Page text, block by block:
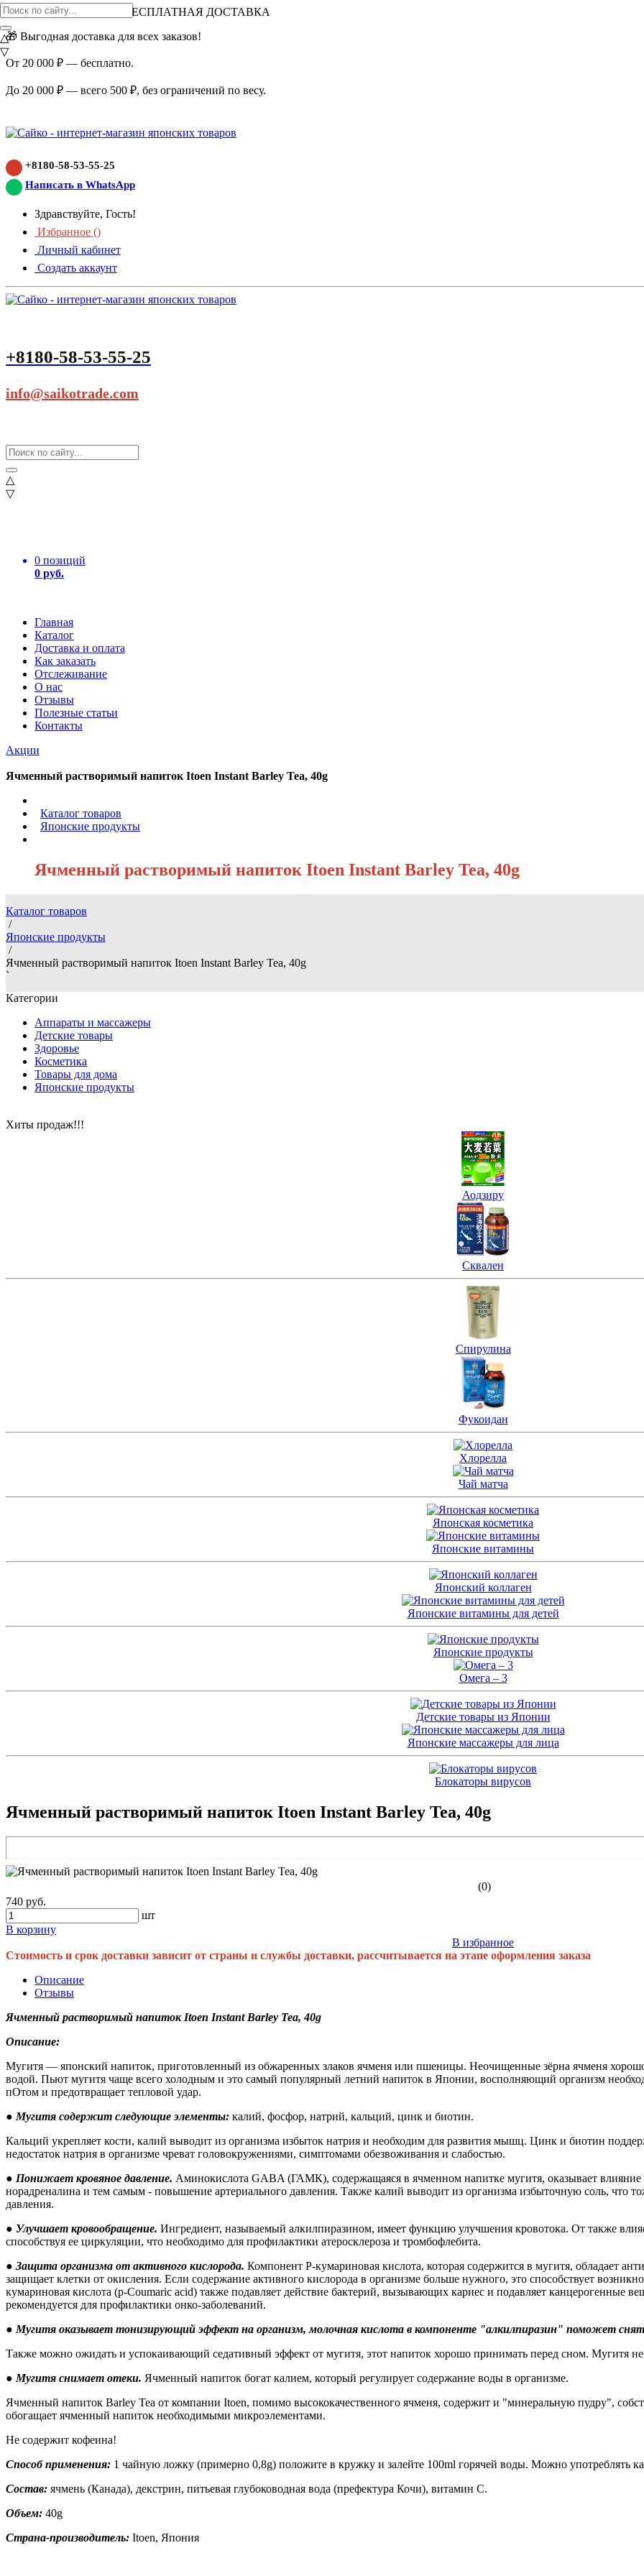
ВНИМАНИЕ АКЦИЯ!
БЕСПЛАТНАЯ ДОСТАВКА
🎁 Выгодная доставка для всех заказов!
От 20 000 ₽ — бесплатно.
До 20 000 ₽ — всего 500 ₽, без ограничений по весу.
+8180-58-53-55-25
Написать в WhatsApp
Здравствуйте, Гость!
Избранное ()
Личный кабинет
Создать аккаунт
+8180-58-53-55-25
info@saikotrade.com
△
▽
0 позиций
0 руб.
Главная
Каталог
Доставка и оплата
Как заказать
Отслеживание
О нас
Отзывы
Полезные статьи
Контакты
Акции
△
▽
Ячменный растворимый напиток Itoen Instant Barley Tea, 40g
Каталог товаров
Японские продукты
Ячменный растворимый напиток Itoen Instant Barley Tea, 40g
Каталог товаров
/
Японские продукты
/
Ячменный растворимый напиток Itoen Instant Barley Tea, 40g
`
Категории
Аппараты и массажеры
Детские товары
Здоровье
Косметика
Товары для дома
Японские продукты
Хиты продаж!!!
Аодзиру
Сквален
Спирулина
Фукоидан
Хлорелла
Чай матча
Японская косметика
Японские витамины
Японский коллаген
Японские витамины для детей
Японские продукты
Омега – 3
Детские товары из Японии
Японские массажеры для лица
Блокаторы вирусов
Ячменный растворимый напиток Itoen Instant Barley Tea, 40g
(0)
740 руб.
шт
В корзину
В избранное
Стоимость и срок доставки зависит от страны и службы доставки, рассчитывается на этапе оформления заказа
Описание
Отзывы
Ячменный растворимый напиток Itoen Instant Barley Tea, 40g
Описание:
Мугитя — японский напиток, приготовленный из обжаренных злаков ячменя или пшеницы. Неочищенные зёрна ячменя
водой. Пьют мугитя чаще всего холодным и это самый популярный летний напиток в Японии, восполняющий организм
пОтом и предотвращает тепловой удар.
● Мугитя содержит следующие элементы: калий, фосфор, натрий, кальций, цинк и биотин.
Кальций укрепляет кости, калий выводит из организма избыток натрия и необходим для развития мышц. Цинк и биотин
недостаток натрия в организме чреват головокружениями, симптомами обезвоживания и слабостью.
● Понижает кровяное давление. Аминокислота GABA (ГАМК), содержащаяся в ячменном напитке мугитя, оказывает
норадреналина и тем самым - повышение артериального давления. Также калий выводит из организма избыточную соль, что
давления.
● Улучшает кровообращение. Ингредиент, называемый алкилпиразином, имеет функцию улучшения кровотока. От также
способствуя ее циркуляции, что необходимо для профилактики атеросклероза и тромбофлебита.
● Защита организма от активного кислорода. Компонент P-кумариновая кислота, которая содержится в мугитя, обладает
защищает клетки от окисления. Если содержание активного кислорода в организме больше нужного, это способствует
кумариновая кислота (p-Coumaric acid) также подавляет действие бактерий, вызывающих кариес и подавляет канцерогенные
рекомендуется для профилактики онко-заболеваний.
● Мугитя оказывает тонизирующий эффект на организм, молочная кислота в компоненте "алкилпиразин" поможет
Также можно ожидать и успокаивающий седативный эффект от мугитя, этот напиток хорошо принимать перед сном. Мугитя
● Мугитя снимает отеки. Ячменный напиток богат калием, который регулирует содержание воды в организме.
Ячменный напиток Barley Tea от компании Itoen, помимо высококачественного ячменя, содержит и "минеральную пудру",
обогащает ячменный напиток необходимыми микроэлементами.
Не содержит кофеина!
Способ применения: 1 чайную ложку (примерно 0,8g) положите в кружку и залейте 100ml горячей воды. Можно употреблять
Состав: ячмень (Канада), декстрин, питьевая глубоководная вода (префектура Кочи), витамин С.
Объем: 40g
Страна-производитель: Itoen, Япония